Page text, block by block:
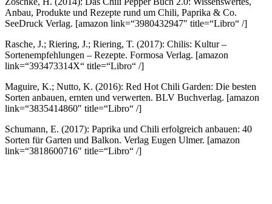
Anbau, Produkte und Rezepte rund um Chili, Paprika & Co.
SeeDruck Verlag. [amazon link=“3980432947″ title=“Libro“ /]
Rasche, J.; Riering, J.; Riering, T. (2017): Chilis: Kultur –
Sortenempfehlungen – Rezepte. Formosa Verlag. [amazon
link=“393473314X“ title=“Libro“ /]
Maguire, K.; Nutto, K. (2016): Red Hot Chili Garden: Die besten
Sorten anbauen, ernten und verwerten. BLV Buchverlag. [amazon
link=“3835414860″ title=“Libro“ /]
Schumann, E. (2017): Paprika und Chili erfolgreich anbauen: 40
Sorten für Garten und Balkon. Verlag Eugen Ulmer. [amazon
link=“3818600716″ title=“Libro“ /]